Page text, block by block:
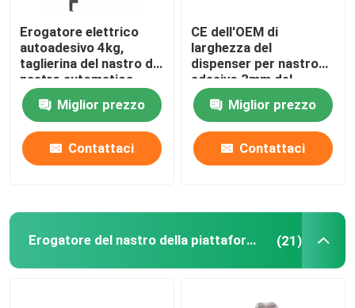
Erogatore elettrico
autoadesivo 4kg,
taglierina del nastro di
nastro automatica
dell'OEM
Miglior prezzo
Contattaci
CE dell'OEM di
larghezza del
dispenser per nastro
adesivo 3mm del
nastro del carosello
110V Miglior prezzo
Contattaci
Erogatore del nastro della piattaforma girevole (21)